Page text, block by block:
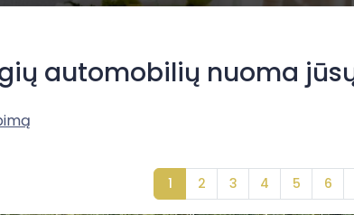
automobilių nuoma
1 2 3 4 5 6